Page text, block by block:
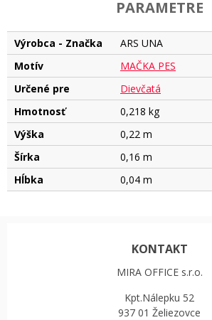
PARAMETRE
Výrobca - Značka
ARS UNA
Motív
MAČKA PES
Určené pre
Dievčatá
Hmotnosť
0,218 kg
Výška
0,22 m
Šírka
0,16 m
Hĺbka
0,04 m
KONTAKT
MIRA OFFICE s.r.o.
Kpt.Nálepku 52
937 01 Želiezovce